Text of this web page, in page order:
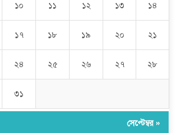
১০ ১১ ১২ ১৩ ১৪
১৭ ১৮ ১৯ ২০ ২১
২৪ ২৫ ২৬ ২৭ ২৮
৩১
সেপ্টেম্বর »